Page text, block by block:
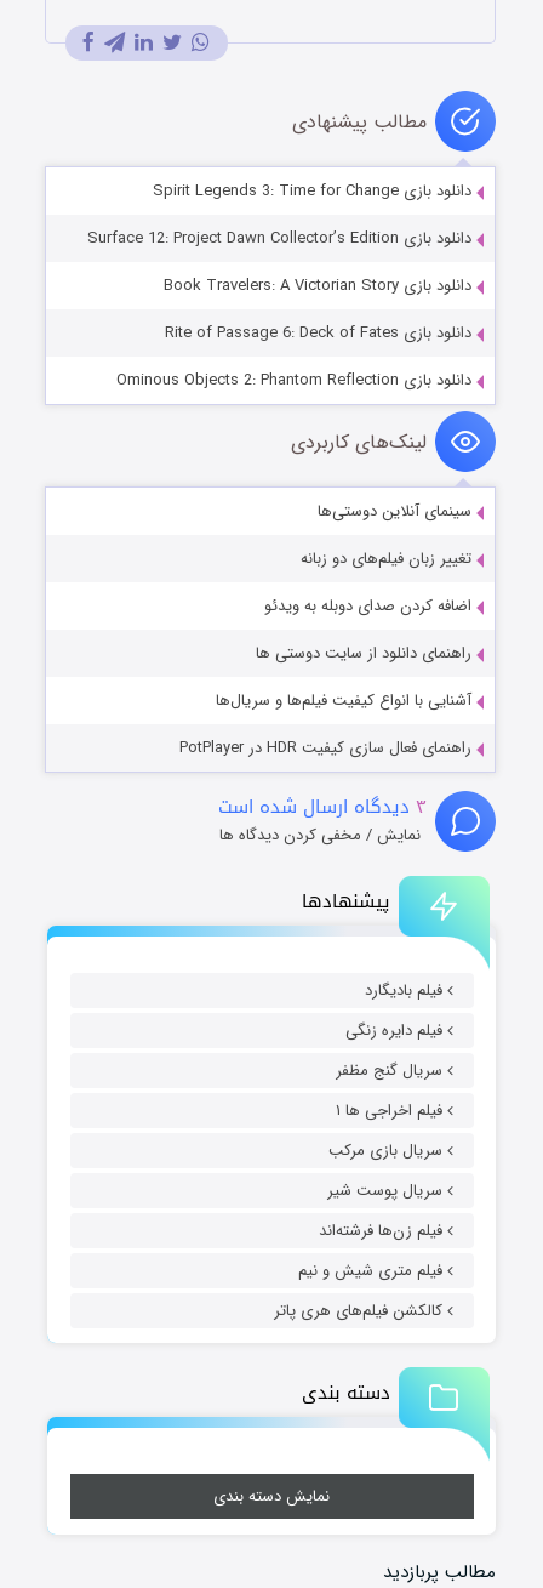
پیشنهادها
فیلم بادیگارد
فیلم دایره زنگی
سریال گنج مظفر
فیلم اخراجی ها ۱
سریال بازی مرکب
سریال پوست شیر
فیلم زن‌ها فرشته‌اند
فیلم متری شیش و نیم
کالکشن فیلم‌های هری پاتر
دسته بندی
نمایش دسته بندی
مطالب پربازدید
مطالب پیشنهادی
دانلود بازی Spirit Legends 3: Time for Change
دانلود بازی Surface 12: Project Dawn Collector’s Edition
دانلود بازی Book Travelers: A Victorian Story
دانلود بازی Rite of Passage 6: Deck of Fates
دانلود بازی Ominous Objects 2: Phantom Reflection
لینک‌های کاربردی
سینمای آنلاین دوستی‌ها
تغییر زبان فیلم‌های دو زبانه
اضافه کردن صدای دوبله به ویدئو
راهنمای دانلود از سایت دوستی ها
آشنایی با انواع کیفیت فیلم‌ها و سریال‌ها
راهنمای فعال سازی کیفیت HDR در PotPlayer
۳ دیدگاه ارسال شده است
نمایش / مخفی کردن دیدگاه ها